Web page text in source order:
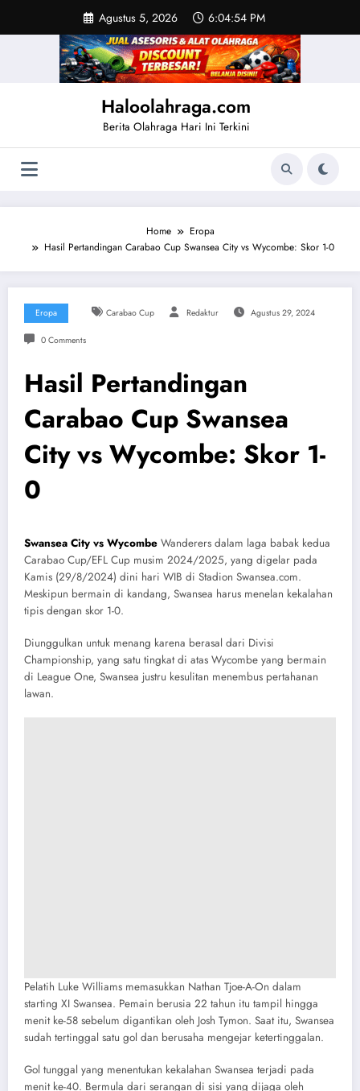
content
Agustus 5, 2026 6:04:54 PM
Haloolahraga.com
Berita Olahraga Hari Ini Terkini
Home
Eropa
Hasil Pertandingan Carabao Cup Swansea City vs Wycombe: Skor 1-0
Eropa Carabao Cup Redaktur Agustus 29, 2024
0 Comments
Hasil Pertandingan
Carabao Cup Swansea
City vs Wycombe: Skor 1-
0
Swansea City vs Wycombe Wanderers dalam laga babak kedua
Carabao Cup/EFL Cup musim 2024/2025, yang digelar pada
Kamis (29/8/2024) dini hari WIB di Stadion Swansea.com.
Meskipun bermain di kandang, Swansea harus menelan kekalahan
tipis dengan skor 1-0.
Diunggulkan untuk menang karena berasal dari Divisi
Championship, yang satu tingkat di atas Wycombe yang bermain
di League One, Swansea justru kesulitan menembus pertahanan
lawan.
Pelatih Luke Williams memasukkan Nathan Tjoe-A-On dalam
starting XI Swansea. Pemain berusia 22 tahun itu tampil hingga
menit ke-58 sebelum digantikan oleh Josh Tymon. Saat itu, Swansea
sudah tertinggal satu gol dan berusaha mengejar ketertinggalan.
Gol tunggal yang menentukan kekalahan Swansea terjadi pada
menit ke-40. Bermula dari serangan di sisi yang dijaga oleh